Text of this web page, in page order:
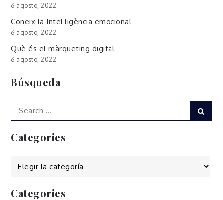
6 agosto, 2022
Coneix la Intel·ligència emocional
6 agosto, 2022
Què és el màrqueting digital
6 agosto, 2022
Búsqueda
Search
Categories
Categories